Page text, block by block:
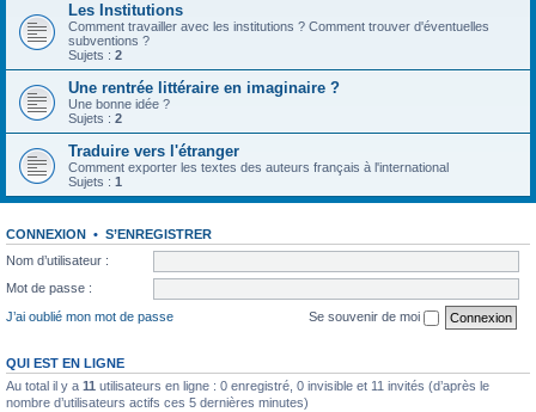
Les Institutions
Comment travailler avec les institutions ? Comment trouver d'éventuelles
subventions ?
Sujets : 2
Une rentrée littéraire en imaginaire ?
Une bonne idée ?
Sujets : 2
Traduire vers l'étranger
Comment exporter les textes des auteurs français à l'international
Sujets : 1
CONNEXION • S’ENREGISTRER
Nom d’utilisateur :
Mot de passe :
J’ai oublié mon mot de passe
Se souvenir de moi
QUI EST EN LIGNE
Au total il y a 11 utilisateurs en ligne : 0 enregistré, 0 invisible et 11 invités (d’après le
nombre d’utilisateurs actifs ces 5 dernières minutes)